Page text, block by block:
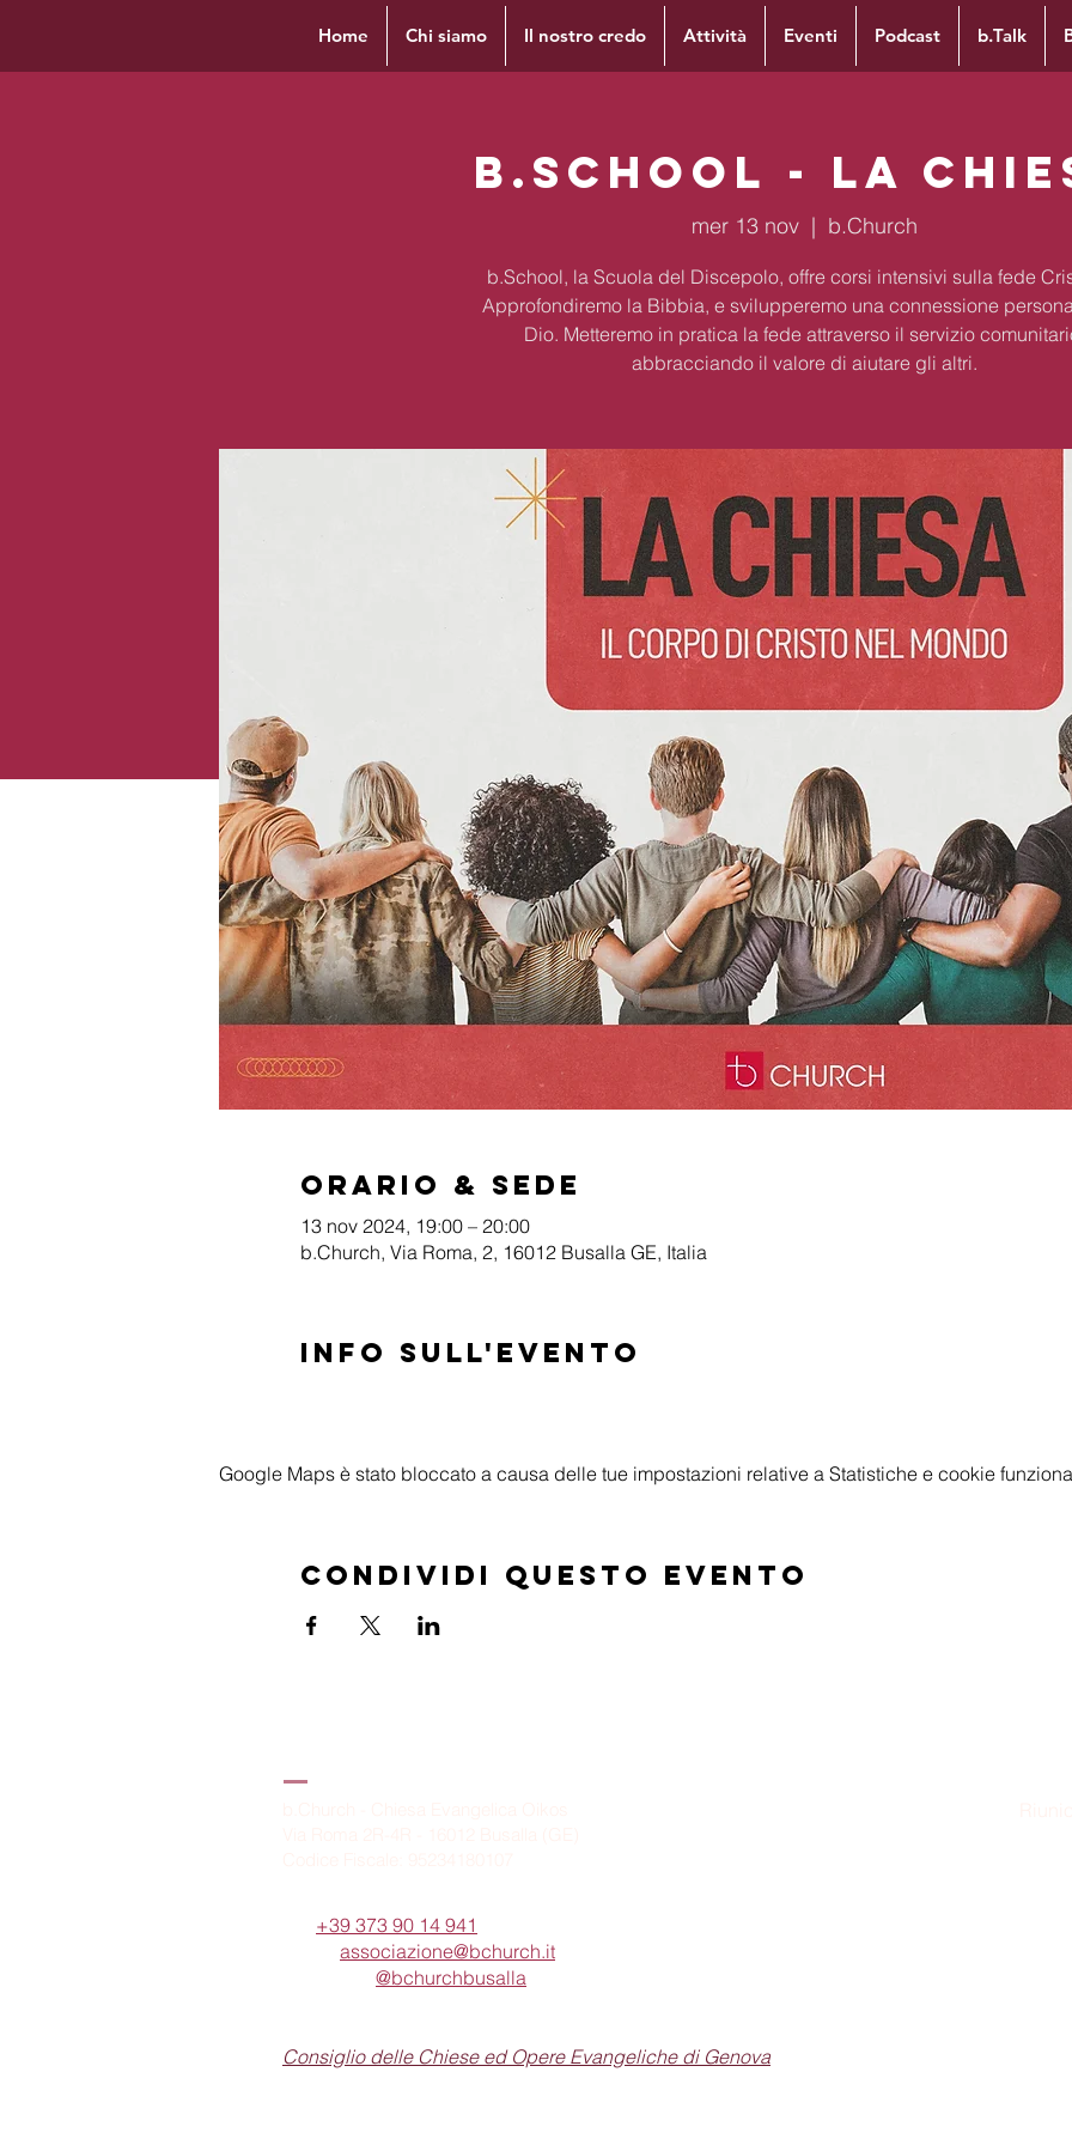
Home Chi siamo Il nostro credo Attività Eventi Podcast b.Talk
b.School - La
mer 13 nov
  |
b.Church
b.School, la Scuola del Discepolo, offre corsi intensivi sulla fede
Approfondiremo la Bibbia, e svilupperemo una connessione
Dio. Metteremo in pratica la fede attraverso il servizio
abbracciando il valore di aiutare gli altri.
Orario & Sede
13 nov 2024, 19:00 – 20:00
b.Church, Via Roma, 2, 16012 Busalla GE, Italia
Info sull'evento
Google Maps è stato bloccato a causa delle tue impostazioni relative a Statistiche e cookie
Condividi questo evento
+39 373 90 14 941
associazione@bchurch.it
@bchurchbusalla
Consiglio delle Chiese ed Opere Evangeliche di Genova